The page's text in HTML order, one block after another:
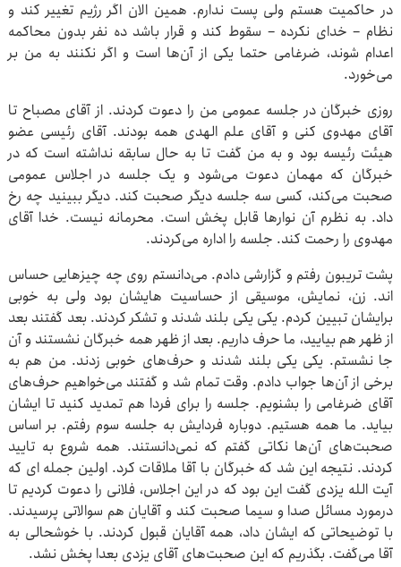
در حاکمیت هستم ولی پست ندارم. همین الان اگر رژیم تغییر کند و
نظام – خدای نکرده – سقوط کند و قرار باشد ده نفر بدون محاکمه
اعدام شوند، ضرغامی حتما یکی از آن‌ها است و اگر نکنند به من بر
می‌خورد.
روزی خبرگان در جلسه عمومی من را دعوت کردند. از آقای مصباح تا
آقای مهدوی کنی و آقای علم الهدی همه بودند. آقای رئیسی عضو
هیئت رئیسه بود و به من گفت تا به حال سابقه نداشته است که در
خبرگان که مهمان دعوت می‌شود و یک جلسه در اجلاس عمومی
صحبت می‌کند، کسی سه جلسه دیگر صحبت کند. دیگر ببینید چه رخ
داد. به نظرم آن نوارها قابل پخش است. محرمانه نیست. خدا آقای
مهدوی را رحمت کند. جلسه را اداره می‌کردند.
پشت تریبون رفتم و گزارشی دادم. می‌دانستم روی چه چیزهایی حساس
اند. زن، نمایش، موسیقی از حساسیت هایشان بود ولی به خوبی
برایشان تبیین کردم. یکی یکی بلند شدند و تشکر کردند. بعد گفتند بعد
از ظهر هم بیایید، ما حرف داریم. بعد از ظهر همه خبرگان نشستند و آن
جا نشستم. یکی یکی بلند شدند و حرف‌های خوبی زدند. من هم به
برخی از آن‌ها جواب دادم. وقت تمام شد و گفتند می‌خواهیم حرف‌های
آقای ضرغامی را بشنویم. جلسه را برای فردا هم تمدید کنید تا ایشان
بیاید. ما همه هستیم. دوباره فردایش به جلسه سوم رفتم. بر اساس
صحبت‌های آن‌ها نکاتی گفتم که نمی‌دانستند. همه شروع به تایید
کردند. نتیجه این شد که خبرگان با آقا ملاقات کرد. اولین جمله ای که
آیت الله یزدی گفت این بود که در این اجلاس، فلانی را دعوت کردیم تا
درمورد مسائل صدا و سیما صحبت کند و آقایان هم سوالاتی پرسیدند.
با توضیحاتی که ایشان داد، همه آقایان قبول کردند. با خوشحالی به
آقا می‌گفت. بگذریم که این صحبت‌های آقای یزدی بعدا پخش نشد.